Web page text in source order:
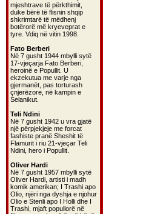
mjeshtrave të përkthimit,
duke bërë të flisnin shqip
shkrimtarë të mëdhenj
botërorë më kryeveprat e
tyre. Vdiq në vitin 1998.
Fato Berberi
Në 7 gusht 1944 mbylli sytë
17-vjeçarja Fato Berberi,
heroinë e Popullit. U
ekzekutua me varje nga
gjermanët, pas torturash
çnjerëzore, në kampin e
Selanikut.
Teli Ndini
Në 7 gusht 1942 u vra gjatë
një përpjekjeje me forcat
fashiste pranë Sheshit të
Flamurit i riu 21-vjeçar Teli
Ndini, hero i Popullit.
Oliver Hardi
Në 7 gusht 1957 mbylli sytë
Oliver Hardi, artisti i madh
komik amerikan; I Trashi apo
Olio, njëri nga dyshja e njohur
Olio e Stenli apo I Holli dhe I
Trashi, mjaft popullorë në